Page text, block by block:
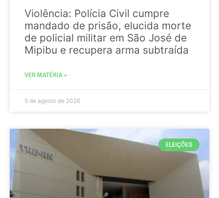
Violência: Polícia Civil cumpre
mandado de prisão, elucida morte
de policial militar em São José de
Mipibu e recupera arma subtraída
VER MATÉRIA »
5 de agosto de 2026
ELEIÇÕES